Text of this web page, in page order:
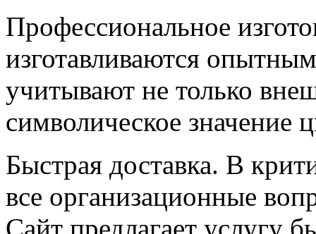
Профессиональное
изготавливаются
учитывают не только
символическое значение
Быстрая доставка. В
все организационные